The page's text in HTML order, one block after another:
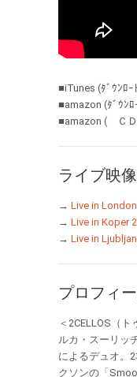
■iTunes (ﾀﾞｳﾝﾛ
■amazon (ﾀﾞｳﾝ
■amazon ( Ｃ
ライブ映像
→ Live in
→ Live in Koper
→ Live in
プロフィ
＜2CELLOS（ト
ルカ・スーリッ
によるデュオ。
クソンの「